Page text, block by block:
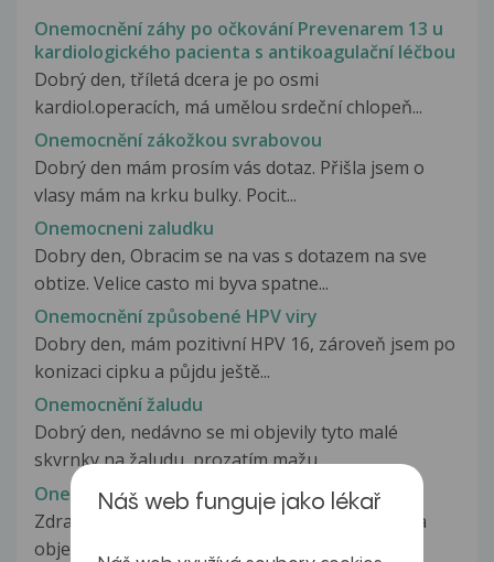
Onemocnění záhy po očkování Prevenarem 13 u
kardiologického pacienta s antikoagulační léčbou
Dobrý den, tříletá dcera je po osmi
kardiol.operacích, má umělou srdeční chlopeň...
Onemocnění zákožkou svrabovou
Dobrý den mám prosím vás dotaz. Přišla jsem o
vlasy mám na krku bulky. Pocit...
Onemocneni zaludku
Dobry den, Obracim se na vas s dotazem na sve
obtize. Velice casto mi byva spatne...
Onemocnění způsobené HPV viry
Dobry den, mám pozitivní HPV 16, zároveň jsem po
konizaci cipku a půjdu ještě...
Onemocnění žaludu
Dobrý den, nedávno se mi objevily tyto malé
skvrnky na žaludu, prozatím mažu...
Onemocnění žaludu
Zdravím před pár dny sem měl sex s přítelkyní a
objevilo se mi na penisu toto,...
Náš web funguje jako lékař